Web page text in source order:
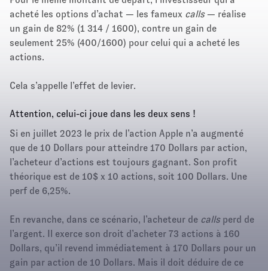
acheté les options d’achat — les fameux calls— réalise
un gain de 82% (1 314 / 1600), contre un gain de
seulement 25% (400/1600) pour celui qui a acheté les
actions.
Cela s’appelle l’effet de levier.
Attention, celui-ci joue dans les deux sens !
Si en juillet 2023 le prix de l’action Apple n’a augmenté
que de 10 Dollars pour atteindre 170 Dollars par action,
l’acheteur d’actions est toujours gagnant. Son profit
théorique est de 10$ x 10 actions, soit 100 Dollars. Une
perf de 6,25%.
En revanche, dans ce scénario, l’acheteur de callsperd de
l’argent. Il exerce son droit d’acheter 73 actions à 160
Dollars, qu’il revend immédiatement à 170 Dollars pour un
gain par action de 10 Dollars. Mais il doit déduire de ce